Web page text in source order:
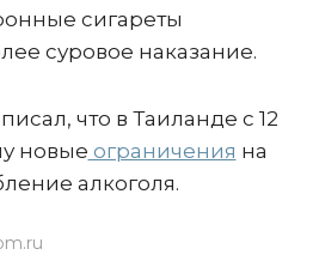
сигареты
суровое наказание.
что в Таиланде с 12
новые ограничения на
алкоголя.